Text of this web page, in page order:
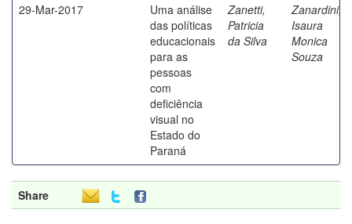
29-Mar-2017
Uma análise
das políticas
educacionais
para as
pessoas
com
deficiência
visual no
Estado do
Paraná
Zanetti,
Patricia
da Silva
Zanardini,
Isaura
Monica
Souza
Share